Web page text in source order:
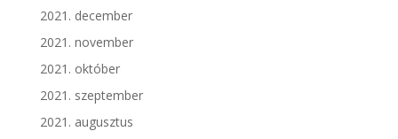
2021. december
2021. november
2021. október
2021. szeptember
2021. augusztus